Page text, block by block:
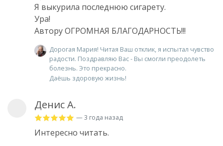
Я выкурила последнюю сигарету.
Ура!
Автору ОГРОМНАЯ БЛАГОДАРНОСТЬ!!!
Дорогая Мария! Читая Ваш отклик, я испытал чувство
радости. Поздравляю Вас - Вы смогли преодолеть
болезнь. Это прекрасно.
Даёшь здоровую жизнь!
Денис А.
— 3 года назад
Интересно читать.